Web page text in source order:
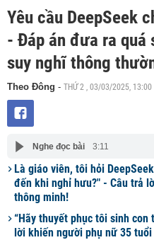
Yêu cầu DeepSeek
- Đáp án đưa ra quá
suy nghĩ thông
Theo Đông - THỨ 2 , 03/03/2025, 13:00
Nghe đọc bài 3:11
Là giáo viên, tôi hỏi
đến khi nghỉ hưu?" - Câu trả
thông minh!
“Hãy thuyết phục tôi sinh con
lời khiến người phụ nữ 35 tuổi